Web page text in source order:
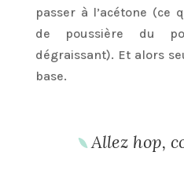
passer à l’acétone (ce
de poussière du
dégraissant). Et alors
base.
Allez hop,